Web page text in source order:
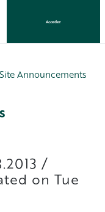
Acceder
Site Announcements
/
on Tue